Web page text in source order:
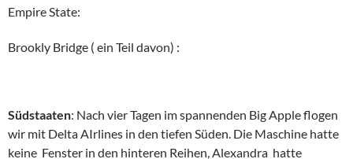
Empire State:
Brookly Bridge ( ein Teil davon) :
Südstaaten: Nach vier Tagen im spannenden Big Apple flogen
wir mit Delta AIrlines in den tiefen Süden. Die Maschine hatte
keine Fenster in den hinteren Reihen, Alexandra hatte